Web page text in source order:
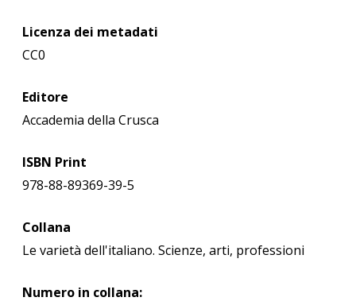
Licenza dei metadati
CC0
Editore
Accademia della Crusca
ISBN Print
978-88-89369-39-5
Collana
Le varietà dell'italiano. Scienze, arti, professioni
Numero in collana: